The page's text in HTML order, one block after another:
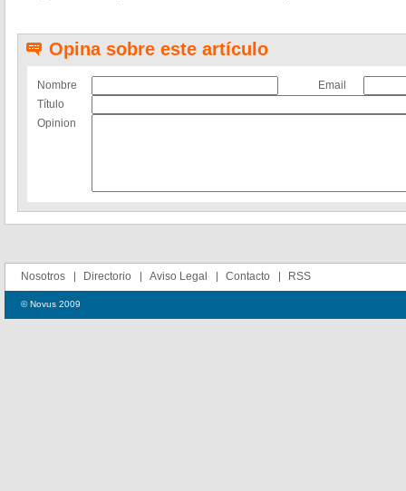
Opina sobre este artículo
Nombre
Email
Título
Opinion
Nosotros Directorio Aviso Legal Contacto RSS
© Novus 2009